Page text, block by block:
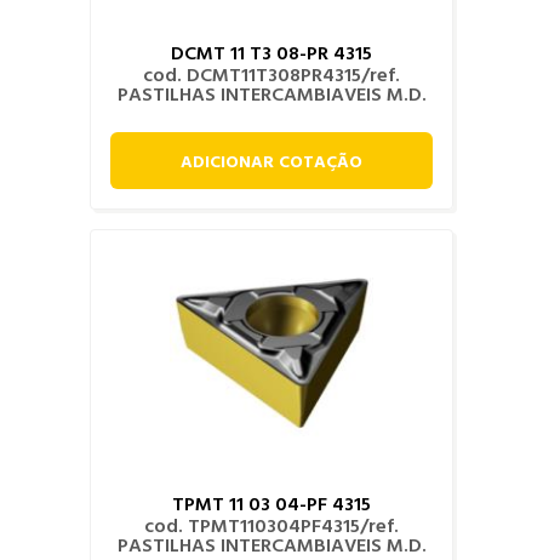
DCMT 11 T3 08-PR 4315
cod. DCMT11T308PR4315/ref.
PASTILHAS INTERCAMBIAVEIS M.D.
ADICIONAR COTAÇÃO
TPMT 11 03 04-PF 4315
cod. TPMT110304PF4315/ref.
PASTILHAS INTERCAMBIAVEIS M.D.